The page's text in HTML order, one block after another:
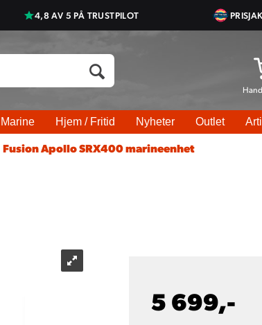
4,8 AV 5 PÅ TRUSTPILOT
Marine Hjem / Fritid Nyheter Outlet
Fusion Apollo SRX400 marineenhet
5 699,-